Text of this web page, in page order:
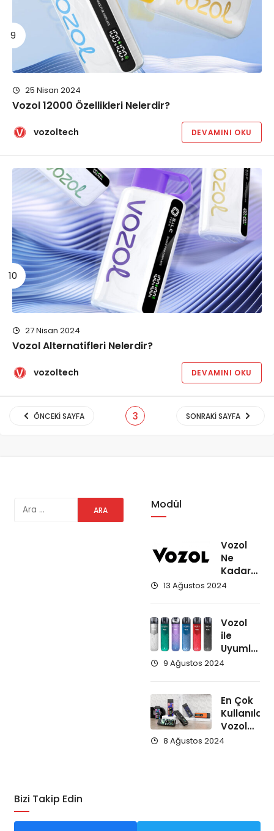
25 Nisan 2024
Vozol 12000 Özellikleri Nelerdir?
vozoltech DEVAMINI OKU
27 Nisan 2024
Vozol Alternatifleri Nelerdir?
vozoltech DEVAMINI OKU
ÖNCEKI SAYFA 3 SONRAKI SAYFA
Modül
Vozol
Ne
Kadar
Kullanılır?
13 Ağustos 2024
Vozol
ile
Uyumlu
Olan
9 Ağustos 2024
En Çok
Kullanılan
Vozol
Serileri
8 Ağustos 2024
Bizi Takip Edin